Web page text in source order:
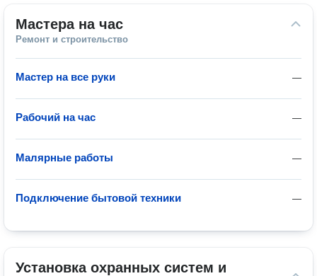
Мастера на час
Ремонт и строительство
—
Мастер на все руки
—
Рабочий на час
—
Малярные работы
—
Подключение бытовой техники
Установка охранных систем и